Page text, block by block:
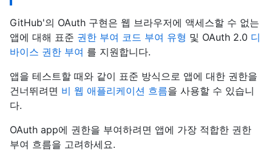
GitHub'의 OAuth 구현은 웹 브라우저에 액세스할 수 없는
앱에 대해 표준 권한 부여 코드 부여 유형 및 OAuth 2.0 디
바이스 권한 부여 를 지원합니다.
앱을 테스트할 때와 같이 표준 방식으로 앱에 대한 권한을
건너뛰려면 비 웹 애플리케이션 흐름을 사용할 수 있습니
다.
OAuth app에 권한을 부여하려면 앱에 가장 적합한 권한
부여 흐름을 고려하세요.